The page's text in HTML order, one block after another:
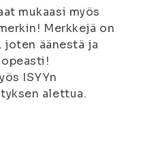
mukaasi myös
Merkkejä on
äänestä ja
ISYYn
alettua.